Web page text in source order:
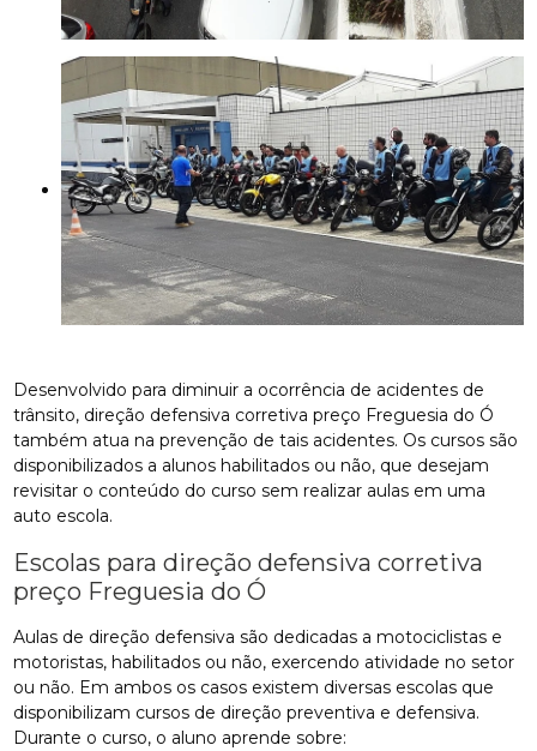
Desenvolvido para diminuir a ocorrência de acidentes de
trânsito, direção defensiva corretiva preço Freguesia do Ó
também atua na prevenção de tais acidentes. Os cursos são
disponibilizados a alunos habilitados ou não, que desejam
revisitar o conteúdo do curso sem realizar aulas em uma
auto escola.
Escolas para direção defensiva corretiva
preço Freguesia do Ó
Aulas de direção defensiva são dedicadas a motociclistas e
motoristas, habilitados ou não, exercendo atividade no setor
ou não. Em ambos os casos existem diversas escolas que
disponibilizam cursos de direção preventiva e defensiva.
Durante o curso, o aluno aprende sobre: